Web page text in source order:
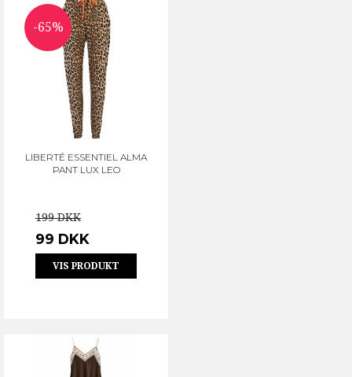
-65%
LIBERTÉ ESSENTIEL ALMA
PANT LUX LEO
199 DKK
99 DKK
VIS PRODUKT